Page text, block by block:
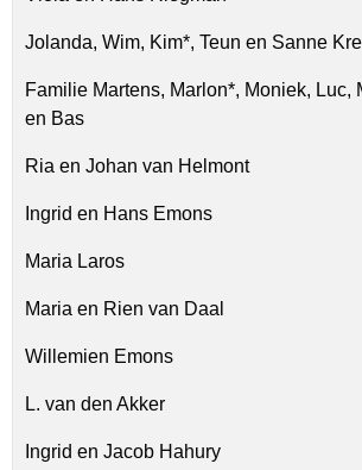
Jolanda, Wim, Kim*, Teun en Sanne
Familie Martens, Marlon*, Moniek, Luc,
en Bas
Ria en Johan van Helmont
Ingrid en Hans Emons
Maria Laros
Maria en Rien van Daal
Willemien Emons
L. van den Akker
Ingrid en Jacob Hahury